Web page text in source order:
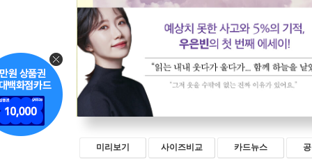
미리보기 사이즈비교 카드뉴스